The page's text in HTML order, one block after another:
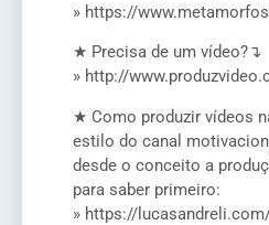
» https://
★ Precisa de um vídeo?↴
» http://
★ Como produzir vídeos
estilo do canal
desde o conceito a
para saber primeiro:
» https://